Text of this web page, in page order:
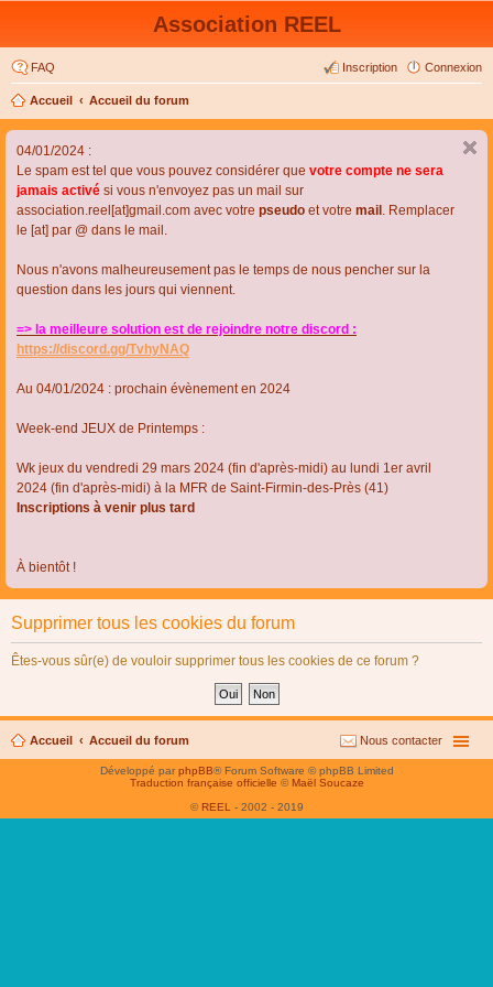
Association REEL
FAQ Connexion
Inscription
Accueil Accueil du forum
04/01/2024 :
Le spam est tel que vous pouvez considérer que votre compte ne sera
jamais activé si vous n'envoyez pas un mail sur
association.reel[at]gmail.com avec votre pseudo et votre mail . Remplacer
le [at] par @ dans le mail.
Nous n'avons malheureusement pas le temps de nous pencher sur la
question dans les jours qui viennent.
=> la meilleure solution est de rejoindre notre discord :
https://discord.gg/TvhyNAQ
Au 04/01/2024 : prochain évènement en 2024
Week-end JEUX de Printemps :
Wk jeux du vendredi 29 mars 2024 (fin d'après-midi) au lundi 1er avril
2024 (fin d'après-midi) à la MFR de Saint-Firmin-des-Près (41)
Inscriptions à venir plus tard
À bientôt !
Supprimer tous les cookies du forum
Êtes-vous sûr(e) de vouloir supprimer tous les cookies de ce forum ?
Accueil Accueil du forum Nous contacter
Développé parphpBB® Forum Software © phpBB Limited
Traduction française officielle © Maël Soucaze
© REEL - 2002 - 2019